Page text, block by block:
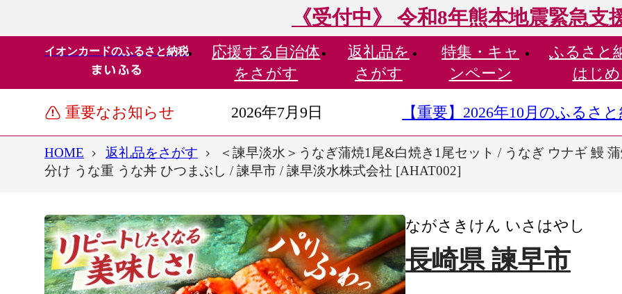
《受付中》 令和8年熊本地震緊急支
イオンカードのふるさと納税 応援する 自治体
をさがす
返礼品を
さがす
特集・ キャ
ンペーン
ふるさと
はじ
重要なお知らせ 2026年7月9日 【重要】2026年10月のふるさ
HOME 返礼品をさがす
＜諫早淡水＞うなぎ蒲焼1尾&白焼き1尾セット / うなぎ ウナギ 鰻
分け うな重 うな丼 ひつまぶし / 諫早市 / 諫早淡水株式会社 [AHAT002]
ながさきけん いさはやし
長崎県 諫早市